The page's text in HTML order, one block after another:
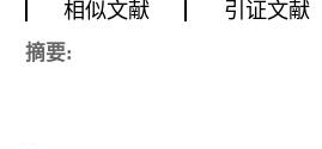
相似文献
引证文献
摘要: